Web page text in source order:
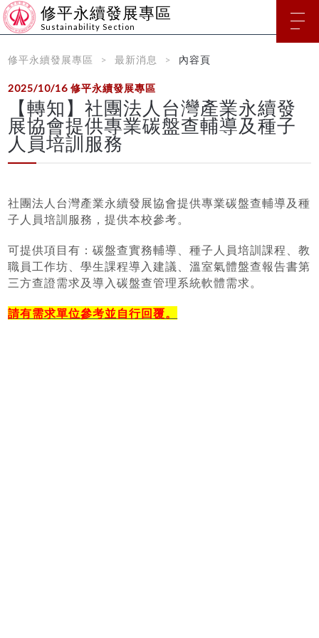
修平永續發展專區
Sustainability Section
修平永續發展專區 最新消息 內容頁
2025/10/16修平永續發展專區
【轉知】社團法人台灣產業永續發
展協會提供專業碳盤查輔導及種子
人員培訓服務
社團法人台灣產業永續發展協會提供專業碳盤查輔導及種
子人員培訓服務，提供本校參考。
可提供項目有：碳盤查實務輔導、種子人員培訓課程、教
職員工作坊、學生課程導入建議、溫室氣體盤查報告書第
三方查證需求及導入碳盤查管理系統軟體需求。
請有需求單位參考並自行回覆。